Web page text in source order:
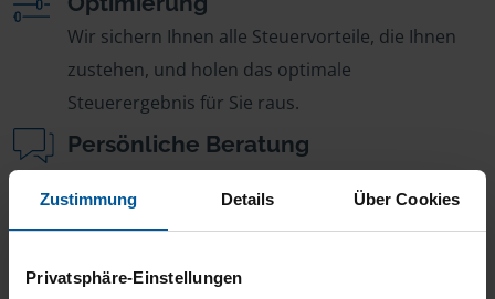
Zustimmung Details Über Cookies
Privatsphäre-Einstellungen
Wir sichern Ihnen alle Steuervorteile, die Ihnen
zustehen, und holen das optimale
Steuerergebnis für Sie raus.
Persönliche Beratung
Bei Fragen zur Steuer ist Ihre VLH-Beratungsstelle
immer für Sie da – ohne Zusatzkosten.
Sie zahlen für alle unsere Leistungen nur einen